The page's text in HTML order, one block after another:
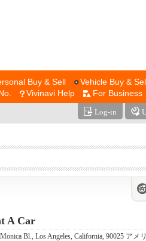
Buy & Sell Vehicle Buy &
Vivinavi Help For Business
Log-in
A Car
Monica Bl., Los Angeles, California, 90025 アメ